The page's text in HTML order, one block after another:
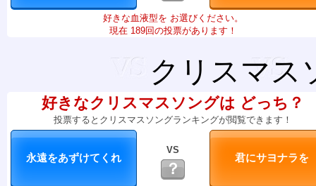
好きな血液型を お選びください。
現在 189回の投票があります！
クリスマス
好きなクリスマスソングは どっち？
投票するとクリスマスソングランキングが閲覧できます！
VS
？